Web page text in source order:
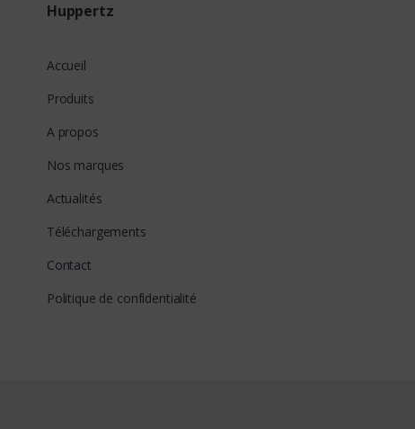
Huppertz
Accueil
Produits
A propos
Nos marques
Actualités
Téléchargements
Contact
Politique de confidentialité